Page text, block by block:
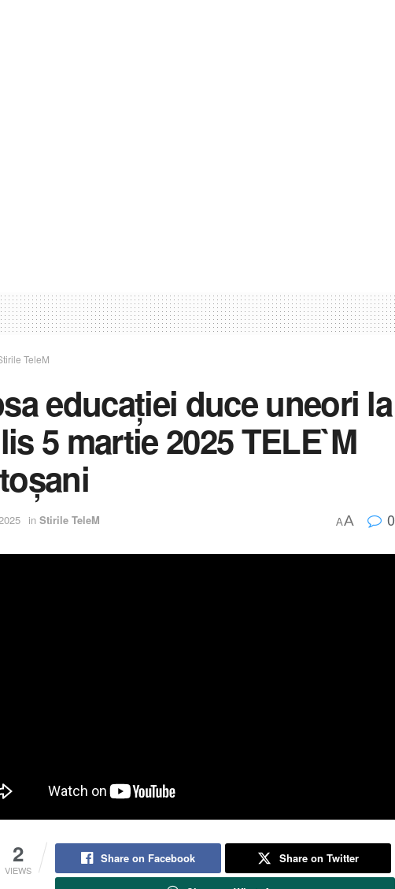
TeleM
educației duce uneori la
5 martie 2025 TELE`M
in Stirile TeleM AA 0
2
VIEWS
Share on Facebook Share on Twitter